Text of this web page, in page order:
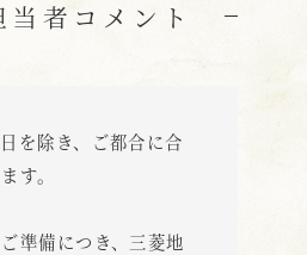
者コメント
を除き、ご都合に合
す。
準備につき、三菱地